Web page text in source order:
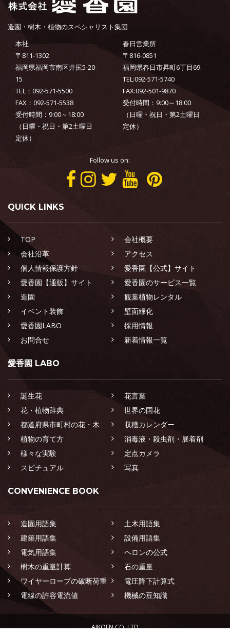
造園・樹木・植物のスペシャリスト集団
本社
〒811-1302
福岡県福岡市南区井尻5-20-
15
TEL：092-571-5500
FAX：092-571-5538
受付時間：9:00～18:00
（日曜・祝日・第2土曜日
定休）
春日営業所
〒816-0851
福岡県春日市昇町6丁目69
TEL:092-571-5740
FAX:092-501-9870
受付時間：9:00～18:00
（日曜・祝日・第2土曜日
定休）
Follow us on:
QUICK LINKS
TOP
会社概要
会社沿革
アクセス
個人情報保護方針
愛香園【公式】サイト
愛香園【通販】サイト
愛香園のサービス一覧
造園
観葉植物レンタル
イベント装飾
壁面緑化
愛香園LABO
採用情報
お問合せ
新着情報一覧
愛香園 LABO
誕生花
花言葉
花・植物辞典
世界の国花
都道府県市町村の花・木
収穫カレンダー
植物の育て方
消毒液・殺虫剤・展着剤
様々な実験
定点カメラ
スピチュアル
写真
CONVENIENCE BOOK
造園用語集
土木用語集
建築用語集
設備用語集
電気用語集
ヘロンの公式
樹木の重量計算
石の重量
ワイヤーロープの破断荷重
電圧降下計算式
電線の許容電流値
機械の豆知識
AIKOEN CO.,LTD